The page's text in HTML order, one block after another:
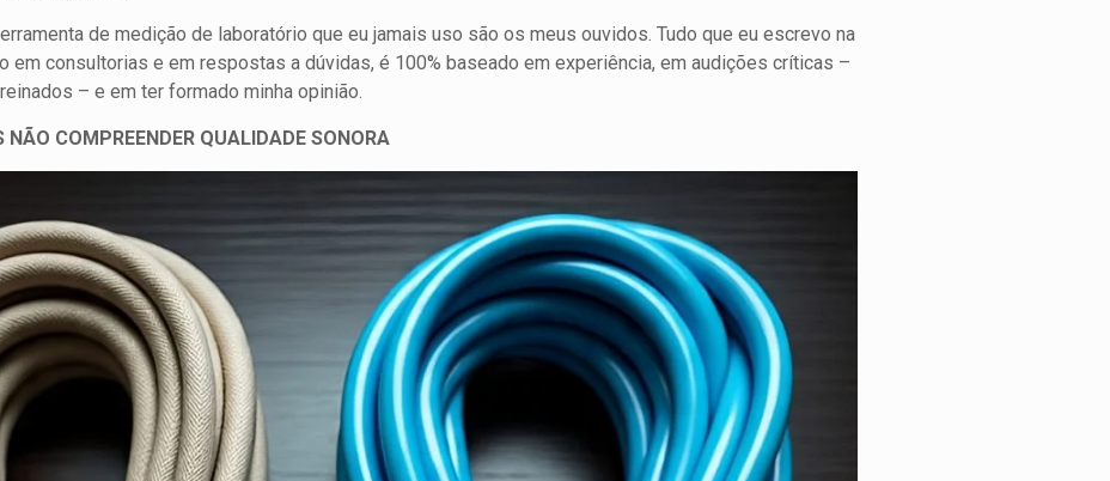
de medição de laboratório que eu jamais uso são os meus ouvidos. Tudo que eu escrevo na
em consultorias e em respostas a dúvidas, é 100% baseado em experiência, em audições críticas –
– e em ter formado minha opinião.
COMPREENDER QUALIDADE SONORA